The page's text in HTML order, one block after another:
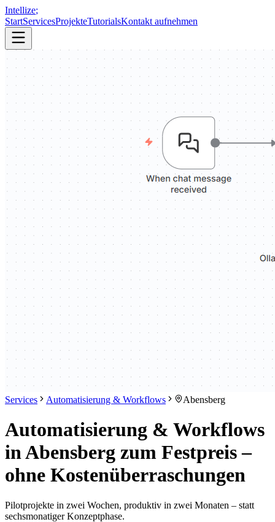
Intellize;
StartServicesProjekteTutorialsKontakt aufnehmen
Services Automatisierung & Workflows Abensberg
Automatisierung & Workflows
in Abensberg zum Festpreis –
ohne Kostenüberraschungen
Pilotprojekte in zwei Wochen, produktiv in zwei Monaten – statt
sechsmonatiger Konzeptphase.